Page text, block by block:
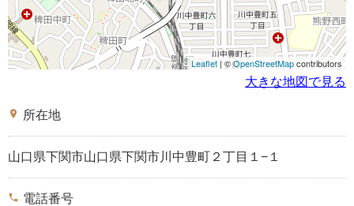
Leaflet | ©OpenStreetMapcontributors
大きな地図で見る
place 所在地
山口県下関市山口県下関市川中豊町２丁目１−１
phone 電話番号